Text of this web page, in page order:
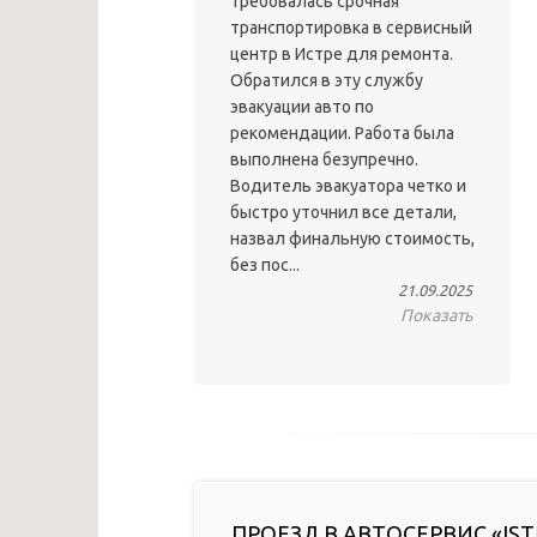
транспортировка в сервисный
центр в Истре для ремонта.
Обратился в эту службу
эвакуации авто по
рекомендации. Работа была
выполнена безупречно.
Водитель эвакуатора четко и
быстро уточнил все детали,
назвал финальную стоимость,
без пос...
21.09.2025
Показать